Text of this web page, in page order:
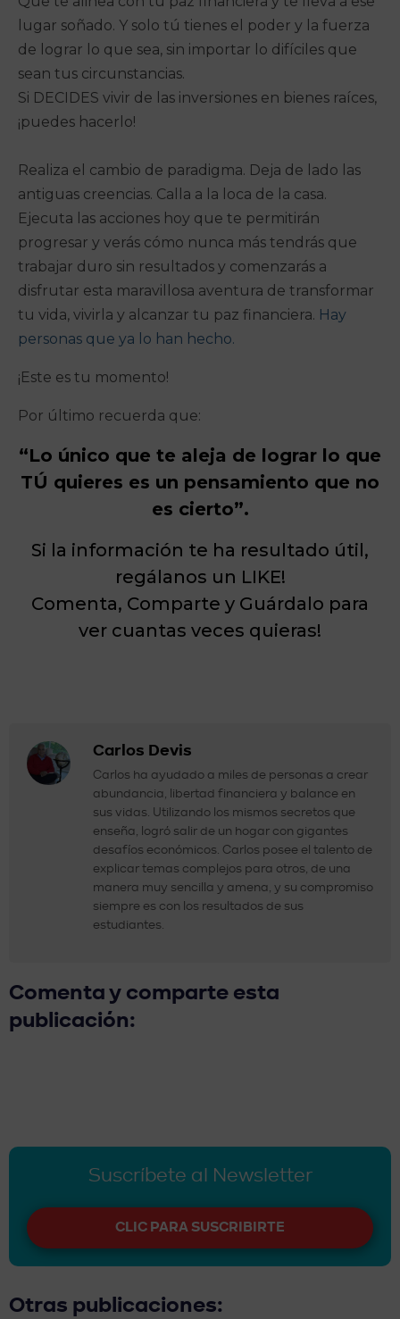
lugar soñado. Y solo tú tienes el poder y la fuerza
de lograr lo que sea, sin importar lo difíciles que
sean tus circunstancias.
Si DECIDES vivir de las inversiones en bienes raíces,
¡puedes hacerlo!
Realiza el cambio de paradigma. Deja de lado las
antiguas creencias. Calla a la loca de la casa.
Ejecuta las acciones hoy que te permitirán
progresar y verás cómo nunca más tendrás que
trabajar duro sin resultados y comenzarás a
disfrutar esta maravillosa aventura de transformar
tu vida, vivirla y alcanzar tu paz financiera. Hay
personas que ya lo han hecho.
¡Este es tu momento!
Por último recuerda que:
“Lo único que te aleja de lograr lo que
TÚ quieres es un pensamiento que no
es cierto”.
Si la información te ha resultado útil,
regálanos un LIKE!
Comenta, Comparte y Guárdalo para
ver cuantas veces quieras!
Carlos Devis
Carlos ha ayudado a miles de personas a crear
abundancia, libertad financiera y balance en
sus vidas. Utilizando los mismos secretos que
enseña, logró salir de un hogar con gigantes
desafíos económicos. Carlos posee el talento de
explicar temas complejos para otros, de una
manera muy sencilla y amena, y su compromiso
siempre es con los resultados de sus
estudiantes.
Comenta y comparte esta
publicación:
Suscríbete al Newsletter
CLIC PARA SUSCRIBIRTE
Otras publicaciones: